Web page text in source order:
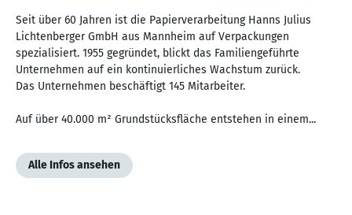
Seit über 60 Jahren ist die Papierverarbeitung Hanns Julius
Lichtenberger GmbH aus Mannheim auf Verpackungen
spezialisiert. 1955 gegründet, blickt das Familiengeführte
Unternehmen auf ein kontinuierliches Wachstum zurück.
Das Unternehmen beschäftigt 145 Mitarbeiter.
Auf über 40.000 m² Grundstücksfläche entstehen in einem...
Alle Infos ansehen